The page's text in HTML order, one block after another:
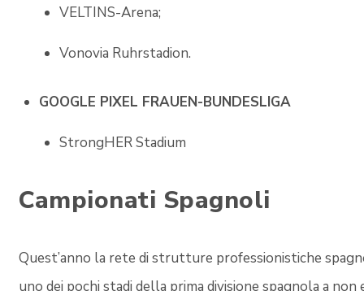
VELTINS-Arena;
Vonovia Ruhrstadion.
GOOGLE PIXEL FRAUEN-BUNDESLIGA
StrongHER Stadium
Campionati Spagnoli
Quest’anno la rete di strutture professionistiche
uno dei pochi stadi della prima divisione spagnola a